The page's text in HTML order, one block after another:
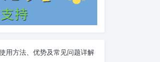
用方法、优势及常见问题详解